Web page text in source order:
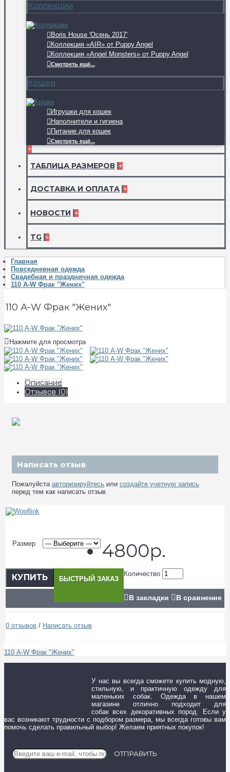
Коллекции
Boris House 'Осень 2017'
Коллекция «AIR» от Puppy Angel
Коллекция «Angel Monsters» от Puppy Angel
Смотреть ещё...
Кошки
Игрушки для кошек
Наполнители и гигиена
Питание для кошек
Смотреть ещё...
+
ТАБЛИЦА РАЗМЕРОВ +
ДОСТАВКА И ОПЛАТА +
НОВОСТИ +
TG +
Главная
Повседневная одежда
Свадебная и праздничная одежда
110 А-W Фрак "Жених"
110 А-W Фрак "Жених"
Нажмите для просмотра
Описание
Отзывов (0)
Написать отзыв
Пожалуйста авторизируйтесь или создайте учетную запись
перед тем как написать отзыв
Размер 4800р.
Количество
КУПИТЬ БЫСТРЫЙ ЗАКАЗ
В закладки В сравнение
0 отзывов / Написать отзыв
110 А-W Фрак "Жених"
У нас вы всегда сможете купить модную,
стильную, и практичную одежду для
маленьких собак. Одежда в нашем
магазине отлично подходит для
собак всех декоративных пород. Если у
вас возникают трудности с подбором размера, мы всегда готовы вам
помочь сделать правильный выбор! Желаем приятных покупок!
ОТПРАВИТЬ